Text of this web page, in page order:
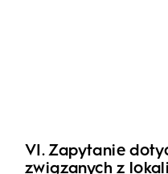
VI. Zapytanie
związanych z